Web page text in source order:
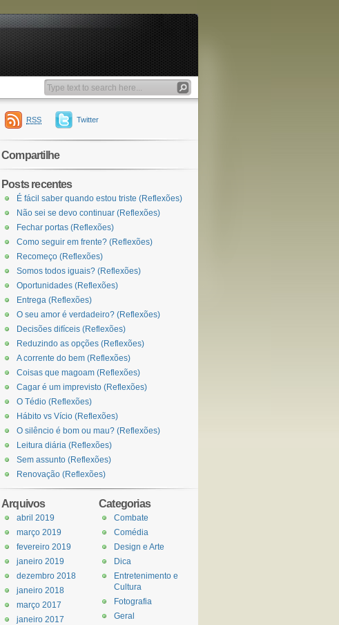
RSS Twitter
Compartilhe
Posts recentes
É fácil saber quando estou triste (Reflexões)
Não sei se devo continuar (Reflexões)
Fechar portas (Reflexões)
Como seguir em frente? (Reflexões)
Recomeço (Reflexões)
Somos todos iguais? (Reflexões)
Oportunidades (Reflexões)
Entrega (Reflexões)
O seu amor é verdadeiro? (Reflexões)
Decisões difíceis (Reflexões)
Reduzindo as opções (Reflexões)
A corrente do bem (Reflexões)
Coisas que magoam (Reflexões)
Cagar é um imprevisto (Reflexões)
O Tédio (Reflexões)
Hábito vs Vício (Reflexões)
O silêncio é bom ou mau? (Reflexões)
Leitura diária (Reflexões)
Sem assunto (Reflexões)
Renovação (Reflexões)
Categorias
Combate
Comédia
Design e Arte
Dica
Entretenimento e
Cultura
Fotografia
Geral
Arquivos
abril 2019
março 2019
fevereiro 2019
janeiro 2019
dezembro 2018
janeiro 2018
março 2017
janeiro 2017